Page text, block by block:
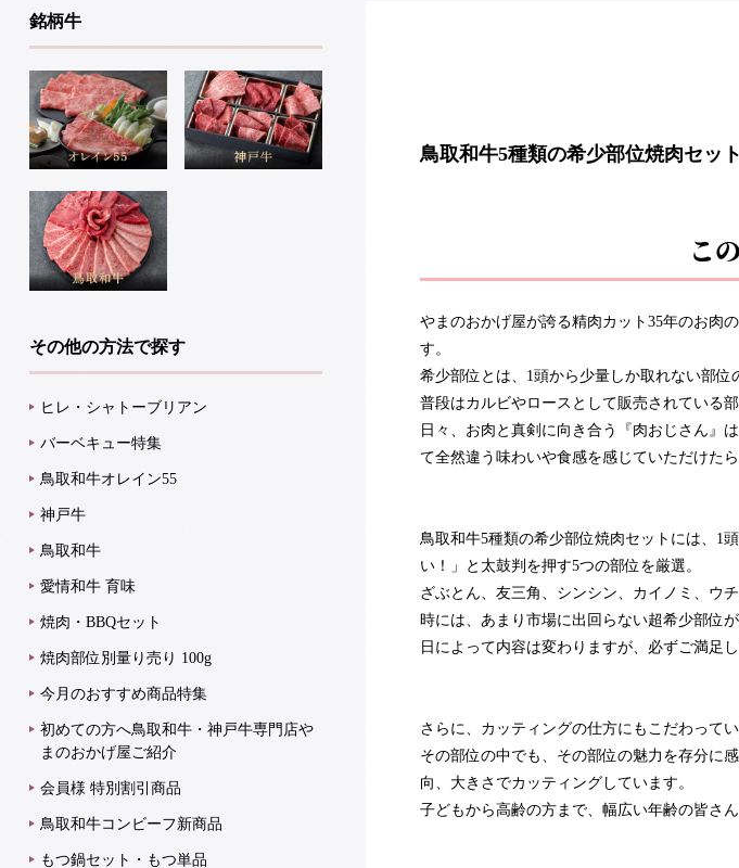
銘柄牛
その他の方法で探す
ヒレ・シャトーブリアン
バーベキュー特集
鳥取和牛オレイン55
神戸牛
鳥取和牛
愛情和牛 育味
焼肉・BBQセット
焼肉部位別量り売り 100g
今月のおすすめ商品特集
初めての方へ鳥取和牛・神戸牛専門店や
まのおかげ屋ご紹介
会員様 特別割引商品
鳥取和牛コンビーフ新商品
もつ鍋セット・もつ単品
鳥取和牛5種類の希少部位焼肉セッ
こ
やまのおかげ屋が誇る精肉カット35年のお肉
す。
希少部位とは、1頭から少量しか取れない部位
普段はカルビやロースとして販売されている
日々、お肉と真剣に向き合う『肉おじさん』
て全然違う味わいや食感を感じていただけたら
鳥取和牛5種類の希少部位焼肉セットには、1
い！」と太鼓判を押す5つの部位を厳選。
ざぶとん、友三角、シンシン、カイノミ、ウ
時には、あまり市場に出回らない超希少部位が
日によって内容は変わりますが、必ずご満足
さらに、カッティングの仕方にもこだわってい
その部位の中でも、その部位の魅力を存分に
向、大きさでカッティングしています。
子どもから高齢の方まで、幅広い年齢の皆さ